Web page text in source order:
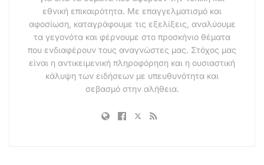
εθνική επικαιρότητα. Με επαγγελματισμό και
αφοσίωση, καταγράφουμε τις εξελίξεις, αναλύουμε
τα γεγονότα και φέρνουμε στο προσκήνιο θέματα
που ενδιαφέρουν τους αναγνώστες μας. Στόχος μας
είναι η αντικειμενική πληροφόρηση και η ουσιαστική
κάλυψη των ειδήσεων με υπευθυνότητα και
σεβασμό στην αλήθεια.